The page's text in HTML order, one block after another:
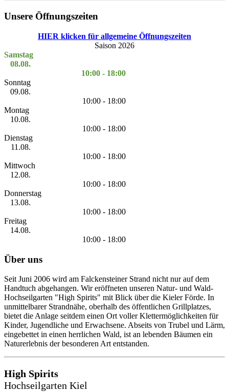
Unsere Öffnungszeiten
HIER klicken für allgemeine Öffnungszeiten
Saison 2026
Samstag
08.08.
10:00 - 18:00
Sonntag
09.08.
10:00 - 18:00
Montag
10.08.
10:00 - 18:00
Dienstag
11.08.
10:00 - 18:00
Mittwoch
12.08.
10:00 - 18:00
Donnerstag
13.08.
10:00 - 18:00
Freitag
14.08.
10:00 - 18:00
Über uns
Seit Juni 2006 wird am Falckensteiner Strand nicht nur auf dem
Handtuch abgehangen. Wir eröffneten unseren Natur- und Wald-
Hochseilgarten "High Spirits" mit Blick über die Kieler Förde. In
unmittelbarer Strandnähe, oberhalb des öffentlichen Grillplatzes,
bietet die Anlage seitdem einen Ort voller Klettermöglichkeiten für
Kinder, Jugendliche und Erwachsene. Abseits von Trubel und Lärm,
eingebettet in einen herrlichen Wald, ist an lebenden Bäumen ein
Naturerlebnis der besonderen Art entstanden.
High Spirits
Hochseilgarten Kiel